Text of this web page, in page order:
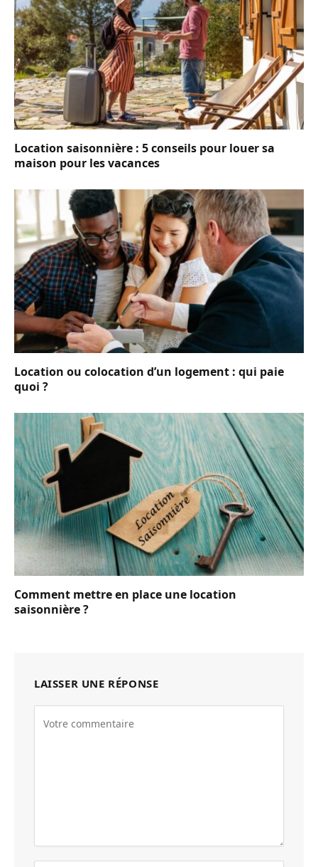
Location saisonnière : 5 conseils pour louer sa
maison pour les vacances
Location ou colocation d’un logement : qui paie
quoi ?
Comment mettre en place une location
saisonnière ?
LAISSER UNE RÉPONSE